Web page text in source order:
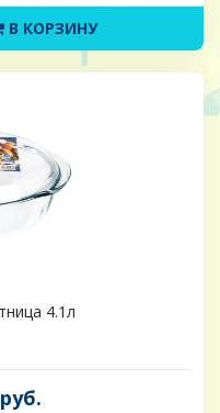
В КОРЗИНУ
4.1л